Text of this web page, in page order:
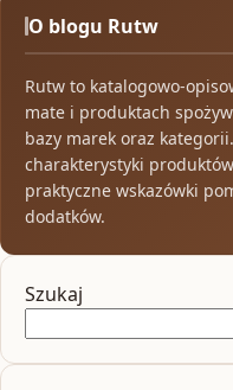
O blogu Rutw
Rutw to katalogowo-
mate i produktach
bazy marek oraz
charakterystyki
praktyczne wskazówki
dodatków.
Szukaj